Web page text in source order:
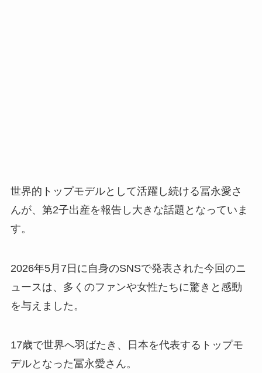
世界的トップモデルとして活躍し続ける冨永愛さ
んが、第2子出産を報告し大きな話題となっていま
す。
2026年5月7日に自身のSNSで発表された今回のニ
ュースは、多くのファンや女性たちに驚きと感動
を与えました。
17歳で世界へ羽ばたき、日本を代表するトップモ
デルとなった冨永愛さん。